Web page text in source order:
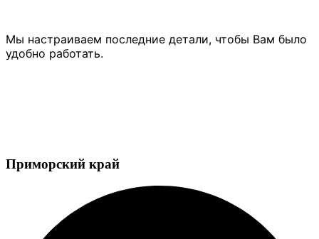
Мы настраиваем последние детали, чтобы Вам было
удобно работать.
Приморский край